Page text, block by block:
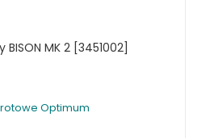
BISON MK 2 [3451002]
Optimum